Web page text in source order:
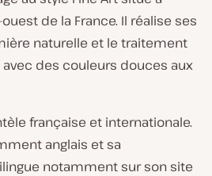
de la France. Il réalise ses
naturelle et le traitement
des couleurs douces aux
française et internationale.
anglais et sa
notamment sur son site